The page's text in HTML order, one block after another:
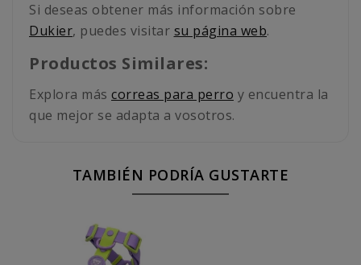
Si deseas obtener más información sobre
Dukier, puedes visitar su página web.
Productos Similares:
Explora más correas para perro y encuentra la
que mejor se adapta a vosotros.
TAMBIÉN PODRÍA GUSTARTE